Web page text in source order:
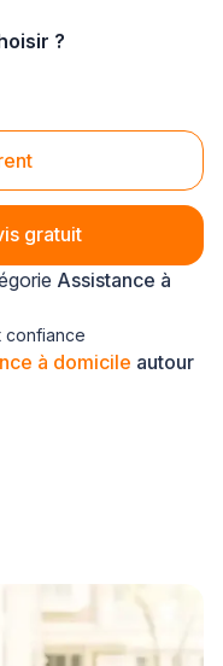
?
gratuit
Comté
à domicile autour
Assistance à
confiance